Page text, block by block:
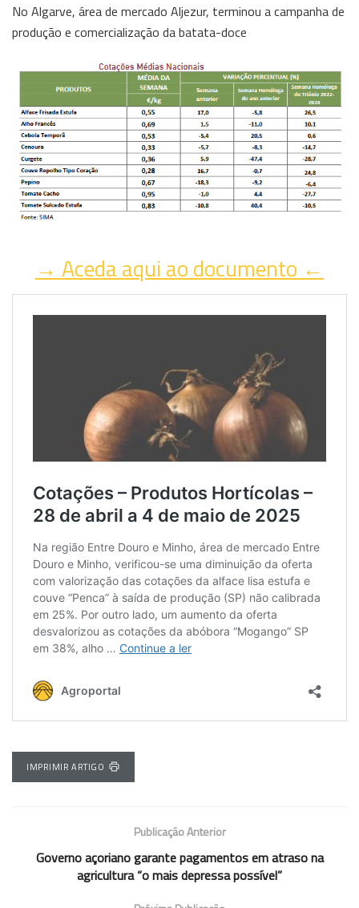
No Algarve, área de mercado Aljezur, terminou a campanha de
produção e comercialização da batata-doce
→ Aceda aqui ao documento ←
IMPRIMIR ARTIGO
Publicação Anterior
Governo açoriano garante pagamentos em atraso na
agricultura “o mais depressa possível”